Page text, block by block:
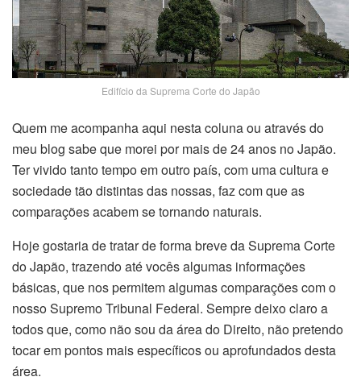
Edifício da Suprema Corte do Japão
Quem me acompanha aqui nesta coluna ou através do
meu blog sabe que morei por mais de 24 anos no Japão.
Ter vivido tanto tempo em outro país, com uma cultura e
sociedade tão distintas das nossas, faz com que as
comparações acabem se tornando naturais.
Hoje gostaria de tratar de forma breve da Suprema Corte
do Japão, trazendo até vocês algumas informações
básicas, que nos permitem algumas comparações com o
nosso Supremo Tribunal Federal. Sempre deixo claro a
todos que, como não sou da área do Direito, não pretendo
tocar em pontos mais específicos ou aprofundados desta
área.